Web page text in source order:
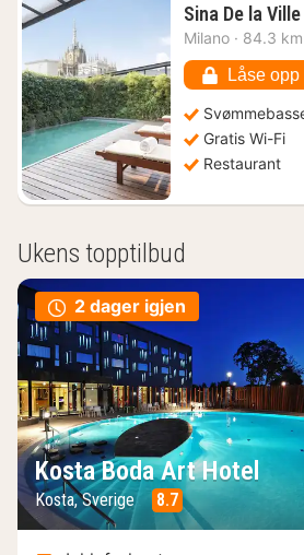
Sina De la Ville
Milano · 84.3
Låse opp
Gratis Wi-Fi
Restaurant
Ukens topptilbud
2 dager igjen
Kosta Boda Art Hotel
Kosta, Sverige 8.7